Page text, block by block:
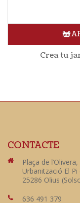
Crea tu
CONTACTE
Plaça de
Urbanització El Pi
25286 Olius
636 491 379